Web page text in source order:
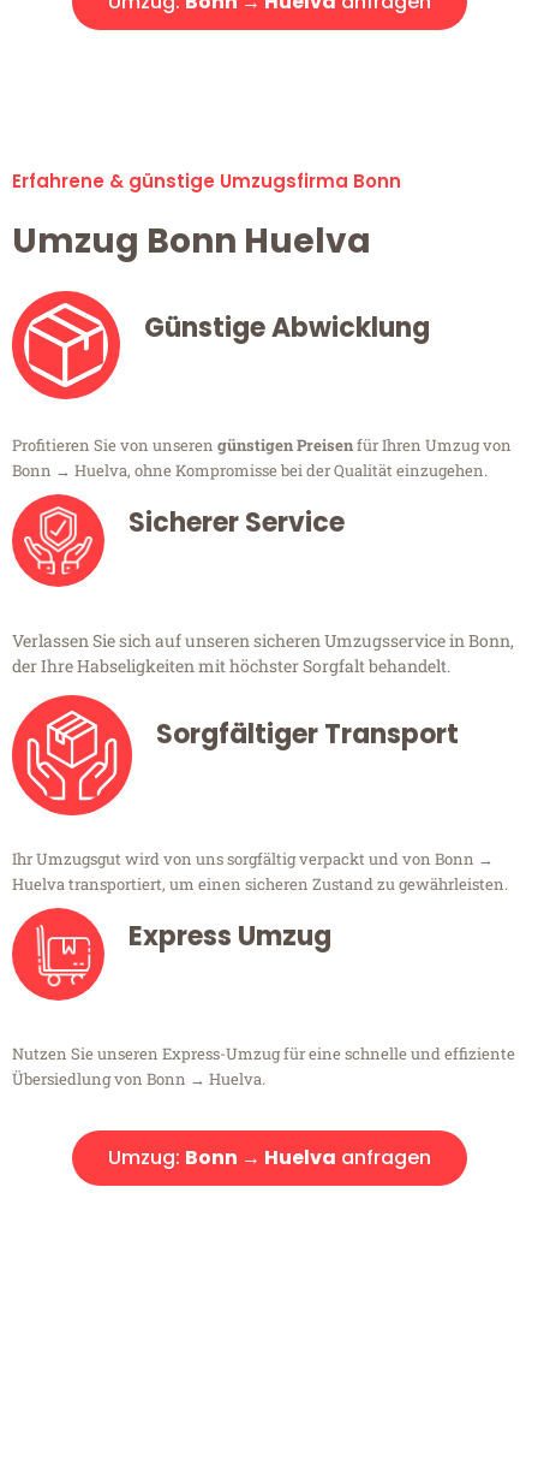
Erfahrene & günstige Umzugsfirma Bonn
Umzug Bonn Huelva
Günstige Abwicklung
Profitieren Sie von unseren günstigen Preisenfür Ihren Umzug von
Bonn → Huelva, ohne Kompromisse bei der Qualität einzugehen.
Sicherer Service
Verlassen Sie sich auf unseren sicheren Umzugsservice in Bonn,
der Ihre Habseligkeiten mit höchster Sorgfalt behandelt.
Sorgfältiger Transport
Ihr Umzugsgut wird von uns sorgfältig verpackt und von Bonn →
Huelva transportiert, um einen sicheren Zustand zu gewährleisten.
Express Umzug
Nutzen Sie unseren Express-Umzug für eine schnelle und effiziente
Übersiedlung von Bonn → Huelva.
Umzug: Bonn → Huelva anfragen